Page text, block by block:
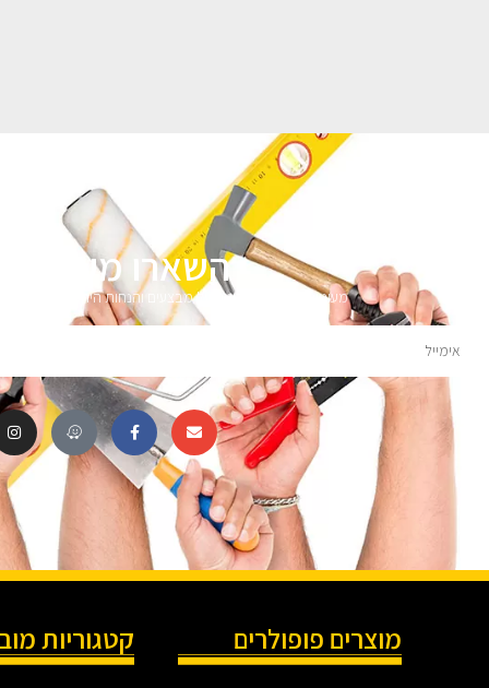
השארו מעודכנים
מעוניינים לקבל עדכונים על מבצעים והנחות הירשמו
מוצרים פופולרים קטגוריות